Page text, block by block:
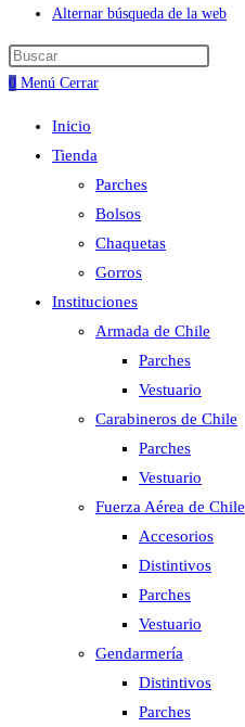
Alternar búsqueda de la web
0 Menú Cerrar
Inicio
Tienda
Parches
Bolsos
Chaquetas
Gorros
Instituciones
Armada de Chile
Parches
Vestuario
Carabineros de Chile
Parches
Vestuario
Fuerza Aérea de Chile
Accesorios
Distintivos
Parches
Vestuario
Gendarmería
Distintivos
Parches